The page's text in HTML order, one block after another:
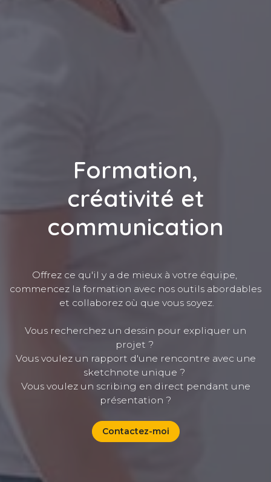
Formation,
créativité et
communication
Offrez ce qu'il y a de mieux à votre équipe,
commencez la formation avec nos outils abordables
et collaborez où que vous soyez.
Vous recherchez un dessin pour expliquer un
projet ?
Vous voulez un rapport d'une rencontre avec une
sketchnote unique ?
Vous voulez un scribing en direct pendant une
présentation ?
Contactez-moi